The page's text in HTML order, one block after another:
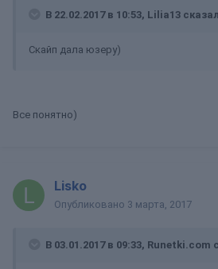
В 22.02.2017 в 10:53, Lilia13
Скайп дала юзеру)
Все понятно)
Lisko
Опубликовано 3 марта, 2017
В 03.01.2017 в 09:33, Runetki.com